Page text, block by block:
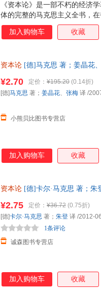
《资本论》是一部不朽的经济
体的完整的马克思主义全书，
唯物论和剩余价值理论得到了
石的经济学巨著，就是历史唯
危机看似一下子把资本主义世
在我们这个时代马克思并没有
找到关于这次经济危机的原因
加入购物车 收藏
资本论 [德]马克思 著；姜晶花
¥2.70 定价： ¥195.20 (0.14折)
小熊贝比图书专营店
[德]马克思 著； 姜晶花、 张梅 译 /
加入购物车 收藏
资本论 [德]卡尔·马克思 著；
¥2.75 定价： ¥36.72 (0.75折)
诚森图书专营店
1条评论
[德]卡尔·马克思 著； 朱登 译 /2012-
加入购物车 收藏